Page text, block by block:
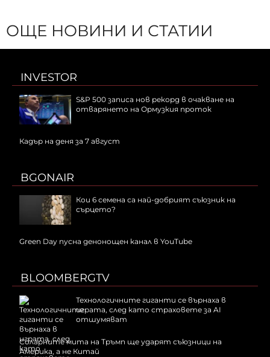
ОЩЕ НОВИНИ И СТАТИИ
INVESTOR
S&P 500 записа нов рекорд в очакване на
отварянето на Ормузкия проток
Кадър на деня за 7 август
BGONAIR
Кои 6 семена са най-добрият съюзник на
сърцето?
Green Day пусна денонощен канал в YouTube
BLOOMBERGTV
Технологичните гиганти се върнаха в
играта, след като страховете за AI
отшумяват
Соларните мита на Тръмп ще ударят съюзници на
Америка, а не Китай